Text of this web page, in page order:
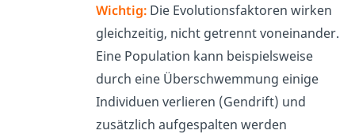
Wichtig: Die Evolutionsfaktoren wirken
gleichzeitig, nicht getrennt voneinander.
Eine Population kann beispielsweise
durch eine Überschwemmung einige
Individuen verlieren (Gendrift) und
zusätzlich aufgespalten werden